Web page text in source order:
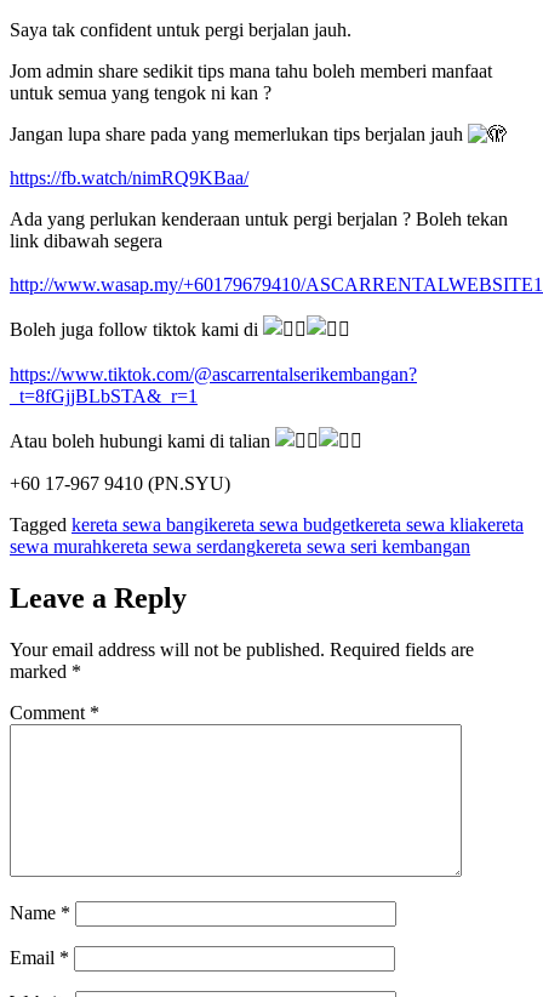
Saya tak confident untuk pergi berjalan jauh.
Jom admin share sedikit tips mana tahu boleh memberi manfaat
untuk semua yang tengok ni kan ?
Jangan lupa share pada yang memerlukan tips berjalan jauh
https://fb.watch/nimRQ9KBaa/
Ada yang perlukan kenderaan untuk pergi berjalan ? Boleh tekan
link dibawah segera
http://www.wasap.my/+60179679410/
Boleh juga follow tiktok kami di
https://www.tiktok.com/@ascarrentalserikembangan?
_t=8fGjjBLbSTA&_r=1
Atau boleh hubungi kami di talian
+60 17-967 9410 (PN.SYU)
Tagged kereta sewa bangikereta sewa budgetkereta sewa kliakereta
sewa murahkereta sewa serdangkereta sewa seri kembangan
Leave a Reply
Your email address will not be published. Required fields are
marked *
Comment *
Name *
Email *